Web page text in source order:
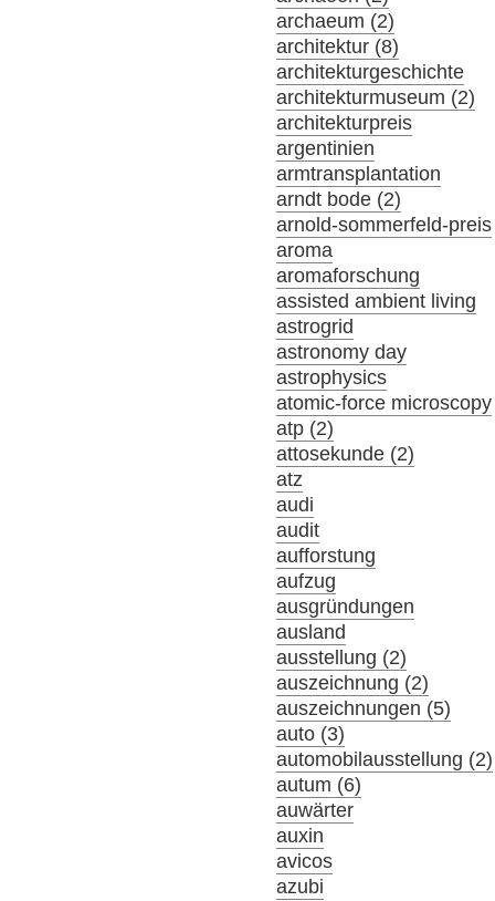
archaeum (2)
architektur (8)
architekturgeschichte
architekturmuseum (2)
architekturpreis
argentinien
armtransplantation
arndt bode (2)
arnold-sommerfeld-preis
aroma
aromaforschung
assisted ambient living
astrogrid
astronomy day
astrophysics
atomic-force microscopy
atp (2)
attosekunde (2)
atz
audi
audit
aufforstung
aufzug
ausgründungen
ausland
ausstellung (2)
auszeichnung (2)
auszeichnungen (5)
auto (3)
automobilausstellung (2)
autum (6)
auwärter
auxin
avicos
azubi